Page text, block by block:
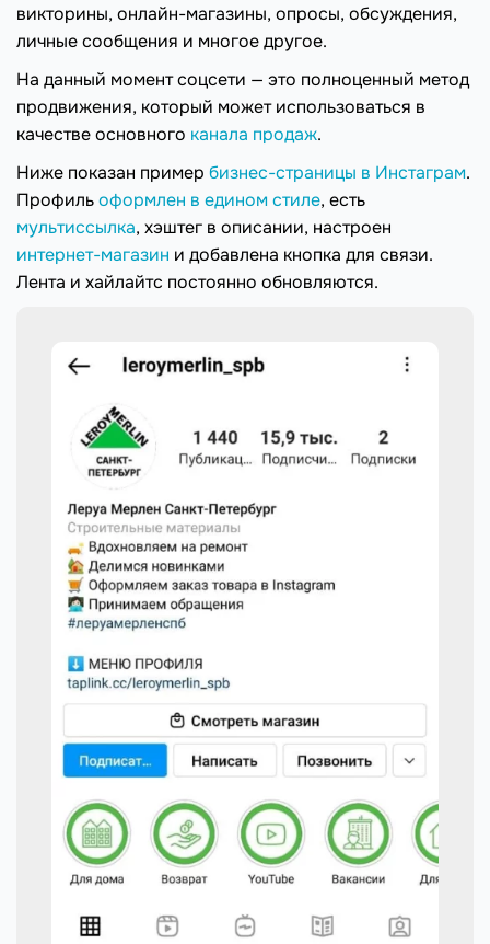
викторины, онлайн-магазины, опросы, обсуждения,
личные сообщения и многое другое.
На данный момент соцсети — это полноценный метод
продвижения, который может использоваться в
качестве основного канала продаж.
Ниже показан пример бизнес-страницы в Инстаграм.
Профильоформлен в едином стиле, есть
мультиссылка, хэштег в описании, настроен
интернет-магазин и добавлена кнопка для связи.
Лента и хайлайтс постоянно обновляются.